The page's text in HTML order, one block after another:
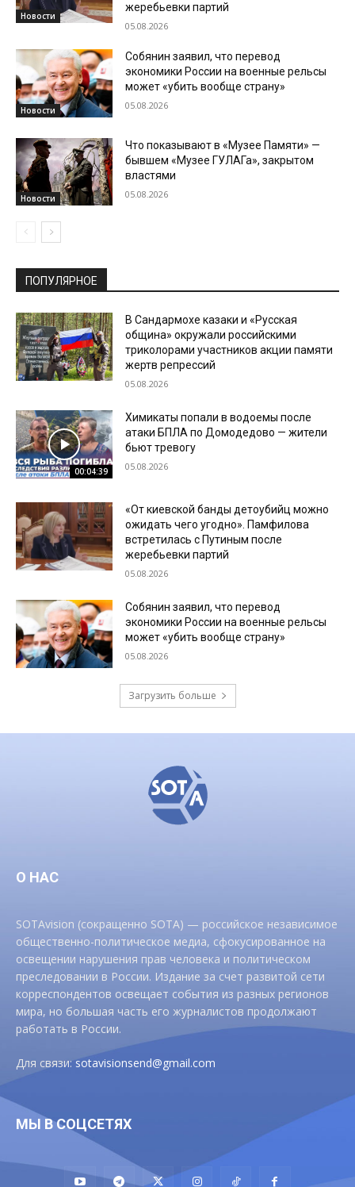
Новости
жеребьевки партий
05.08.2026
Новости
Собянин заявил, что перевод
экономики России на военные рельсы
может «убить вообще страну»
05.08.2026
Новости
Что показывают в «Музее Памяти» —
бывшем «Музее ГУЛАГа», закрытом
властями
05.08.2026
ПОПУЛЯРНОЕ
В Сандармохе казаки и «Русская
община» окружали российскими
триколорами участников акции памяти
жертв репрессий
05.08.2026
00:04:39
Химикаты попали в водоемы после
атаки БПЛА по Домодедово — жители
бьют тревогу
05.08.2026
«От киевской банды детоубийц можно
ожидать чего угодно». Памфилова
встретилась с Путиным после
жеребьевки партий
05.08.2026
Собянин заявил, что перевод
экономики России на военные рельсы
может «убить вообще страну»
05.08.2026
Загрузить больше
О НАС
SOTAvision (сокращенно SOTA) — российское независимое
общественно-политическое медиа, сфокусированное на
освещении нарушения прав человека и политическом
преследовании в России. Издание за счет развитой сети
корреспондентов освещает события из разных регионов
мира, но большая часть его журналистов продолжают
работать в России.
Для связи:sotavisionsend@gmail.com
МЫ В СОЦСЕТЯХ